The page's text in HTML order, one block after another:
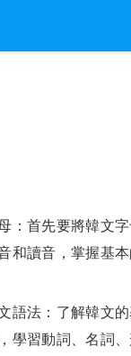
：首先要將韓文
和讀音，掌握基本
語法：了解韓文
學習動詞、名詞